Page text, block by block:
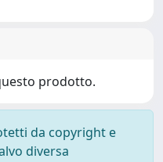
prodotto.
da copyright e
diversa